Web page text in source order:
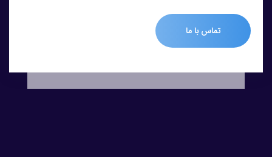
تماس با ما